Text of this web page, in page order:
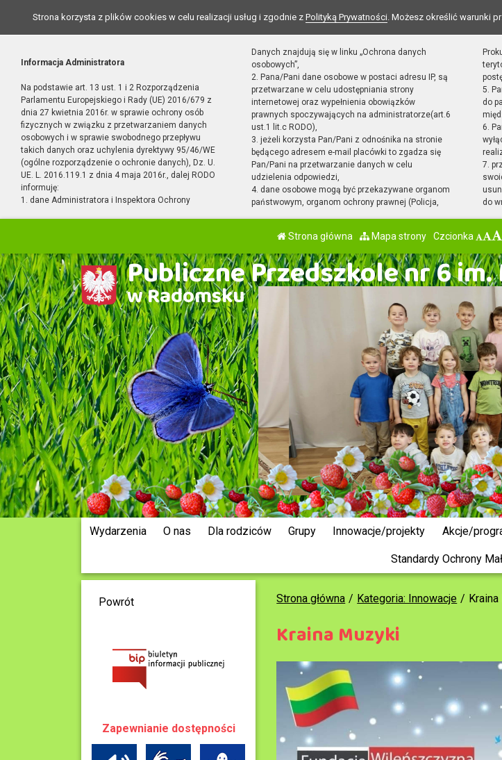
Strona korzysta z plików cookies w celu realizacji usług i zgodnie z Polityką Prywatności. Możesz określić warunki
Informacja Administratora
Na podstawie art. 13 ust. 1 i 2 Rozporządzenia
Parlamentu Europejskiego i Rady (UE) 2016/679 z
dnia 27 kwietnia 2016r. w sprawie ochrony osób
fizycznych w związku z przetwarzaniem danych
osobowych i w sprawie swobodnego przepływu
takich danych oraz uchylenia dyrektywy 95/46/WE
(ogólne rozporządzenie o ochronie danych), Dz. U.
UE. L. 2016.119.1 z dnia 4 maja 2016r., dalej RODO
informuję:
1. dane Administratora i Inspektora Ochrony
Danych znajdują się w linku „Ochrona danych
osobowych”,
2. Pana/Pani dane osobowe w postaci adresu IP, są
przetwarzane w celu udostępniania strony
internetowej oraz wypełnienia obowiązków
prawnych spoczywających na administratorze(art.6
ust.1 lit.c RODO),
3. jeżeli korzysta Pan/Pani z odnośnika na stronie
będącego adresem e-mail placówki to zgadza się
Pan/Pani na przetwarzanie danych w celu
udzielenia odpowiedzi,
4. dane osobowe mogą być przekazywane organom
państwowym, organom ochrony prawnej (Policja,
5.
do
6.
7.
do
Strona główna Mapa strony Czcionka
Publiczne Przedszkole nr 6
w Radomsku
Wydarzenia O nas Dla rodziców Grupy Innowacje/projekty Akcje/
Standardy Ochrony
Strona główna Kategoria: Innowacje
Kraina Muzyki
Powrót
Zapewnianie dostępności